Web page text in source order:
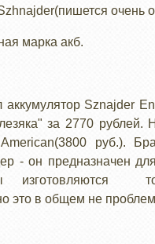
(пишется очень
марка акб.
аккумулятор Sznajder
за 2770 рублей.
American(3800 руб.).
- он предназначен
изготовляются
это в общем не